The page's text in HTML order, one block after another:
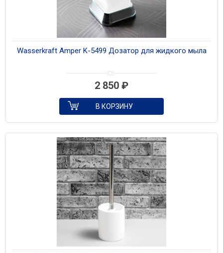
Wasserkraft Amper K-5499 Дозатор для жидкого мыла
2 850 ₽
В КОРЗИНУ